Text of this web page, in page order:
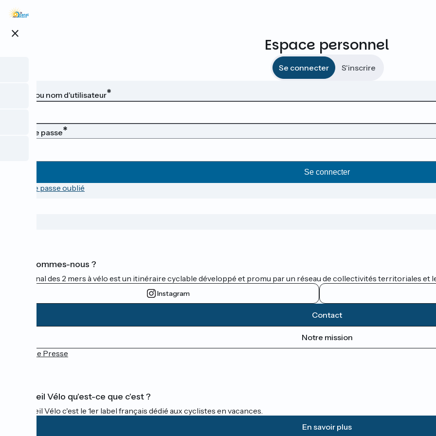
Aller
principal
close
Espace personnel
Se connecter S'inscrire
Email ou nom d'utilisateur
Mot de passe
Mot de passe oublié
Qui sommes-nous ?
Le Canal des 2 mers à vélo est un itinéraire cyclable développé et promu par un réseau de collectivités territoriales
Instagram
Contact
Notre mission
Espace Presse
Accueil Vélo qu'est-ce que c'est ?
Accueil Vélo c'est le 1er label français dédié aux cyclistes en vacances.
En savoir plus